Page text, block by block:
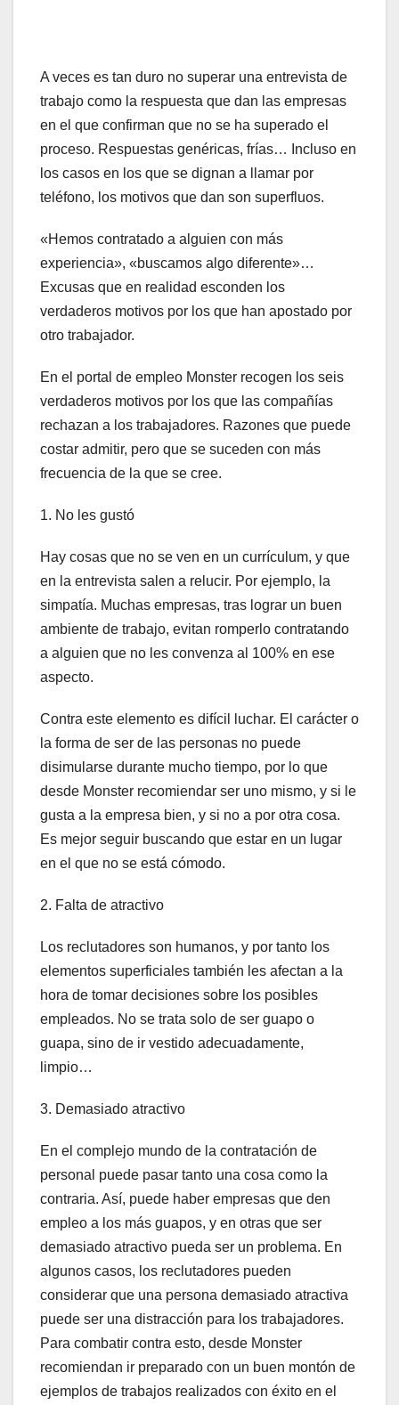
A veces es tan duro no superar una entrevista de
trabajo como la respuesta que dan las empresas
en el que confirman que no se ha superado el
proceso. Respuestas genéricas, frías… Incluso en
los casos en los que se dignan a llamar por
teléfono, los motivos que dan son superfluos.
«Hemos contratado a alguien con más
experiencia», «buscamos algo diferente»…
Excusas que en realidad esconden los
verdaderos motivos por los que han apostado por
otro trabajador.
En el portal de empleo Monster recogen los seis
verdaderos motivos por los que las compañías
rechazan a los trabajadores. Razones que puede
costar admitir, pero que se suceden con más
frecuencia de la que se cree.
1. No les gustó
Hay cosas que no se ven en un currículum, y que
en la entrevista salen a relucir. Por ejemplo, la
simpatía. Muchas empresas, tras lograr un buen
ambiente de trabajo, evitan romperlo contratando
a alguien que no les convenza al 100% en ese
aspecto.
Contra este elemento es difícil luchar. El carácter o
la forma de ser de las personas no puede
disimularse durante mucho tiempo, por lo que
desde Monster recomiendar ser uno mismo, y si le
gusta a la empresa bien, y si no a por otra cosa.
Es mejor seguir buscando que estar en un lugar
en el que no se está cómodo.
2. Falta de atractivo
Los reclutadores son humanos, y por tanto los
elementos superficiales también les afectan a la
hora de tomar decisiones sobre los posibles
empleados. No se trata solo de ser guapo o
guapa, sino de ir vestido adecuadamente,
limpio…
3. Demasiado atractivo
En el complejo mundo de la contratación de
personal puede pasar tanto una cosa como la
contraria. Así, puede haber empresas que den
empleo a los más guapos, y en otras que ser
demasiado atractivo pueda ser un problema. En
algunos casos, los reclutadores pueden
considerar que una persona demasiado atractiva
puede ser una distracción para los trabajadores.
Para combatir contra esto, desde Monster
recomiendan ir preparado con un buen montón de
ejemplos de trabajos realizados con éxito en el